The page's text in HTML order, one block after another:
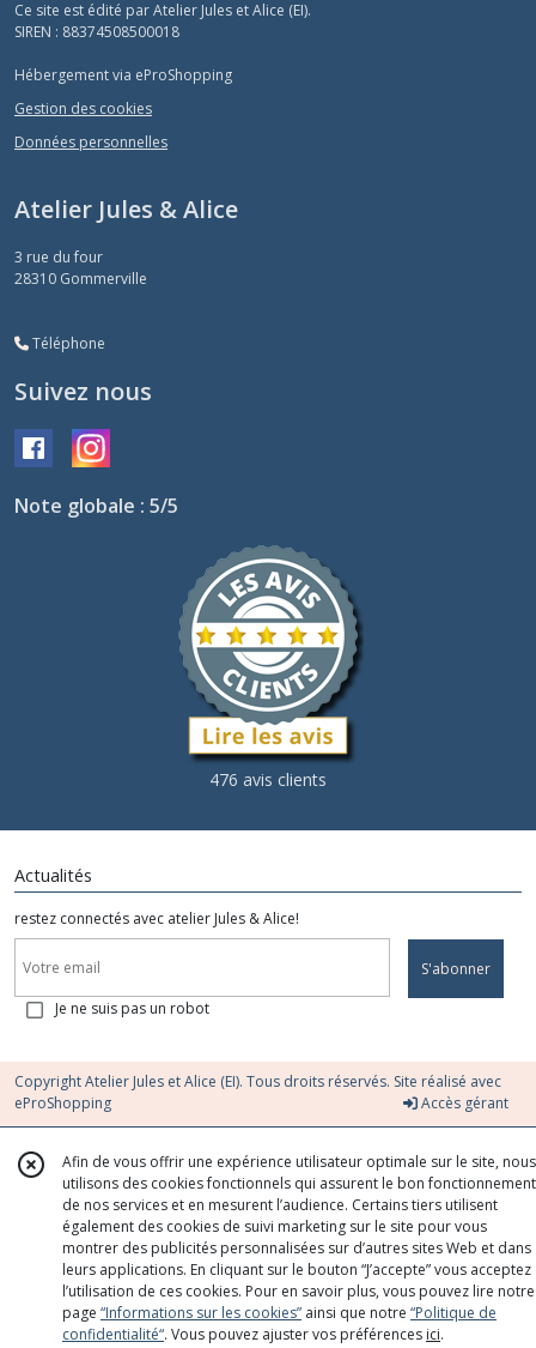
Ce site est édité par Atelier Jules et Alice (EI).
SIREN : 88374508500018
Hébergement via eProShopping
Gestion des cookies
Données personnelles
Atelier Jules & Alice
3 rue du four
28310 Gommerville
Téléphone
Suivez nous
Note globale : 5/5
476 avis clients
Actualités
restez connectés avec atelier Jules & Alice!
S'abonner
Je ne suis pas un robot
Copyright Atelier Jules et Alice (EI). Tous droits réservés. Site réalisé avec
eProShopping
Accès gérant
Afin de vous offrir une expérience utilisateur optimale sur le site, nous
utilisons des cookies fonctionnels qui assurent le bon fonctionnement
de nos services et en mesurent l’audience. Certains tiers utilisent
également des cookies de suivi marketing sur le site pour vous
montrer des publicités personnalisées sur d’autres sites Web et dans
leurs applications. En cliquant sur le bouton “J’accepte” vous acceptez
l’utilisation de ces cookies. Pour en savoir plus, vous pouvez lire notre
page “Informations sur les cookies” ainsi que notre “Politique de
confidentialité“. Vous pouvez ajuster vos préférences ici.